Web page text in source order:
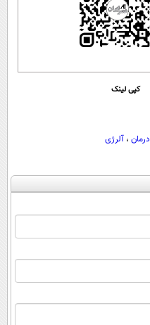
کپی لینک
درمان ، آلرژی